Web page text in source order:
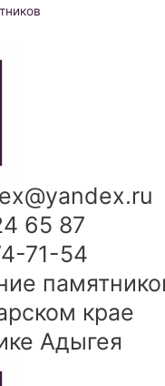
65 87
71-54
крае
Адыгея